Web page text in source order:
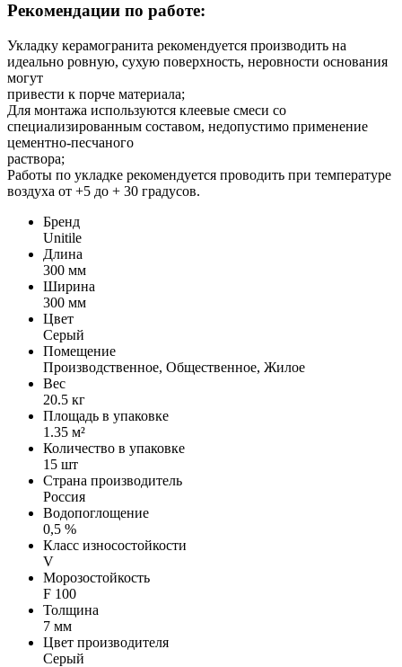
Рекомендации по работе:
Укладку керамогранита рекомендуется производить на
идеально ровную, сухую поверхность, неровности основания
могут
привести к порче материала;
Для монтажа используются клеевые смеси со
специализированным составом, недопустимо применение
цементно-песчаного
раствора;
Работы по укладке рекомендуется проводить при температуре
воздуха от +5 до + 30 градусов.
Бренд
Unitile
Длина
300 мм
Ширина
300 мм
Цвет
Серый
Помещение
Производственное, Общественное, Жилое
Вес
20.5 кг
Площадь в упаковке
1.35 м²
Количество в упаковке
15 шт
Страна производитель
Россия
Водопоглощение
0,5 %
Класс износостойкости
V
Морозостойкость
F 100
Толщина
7 мм
Цвет производителя
Серый